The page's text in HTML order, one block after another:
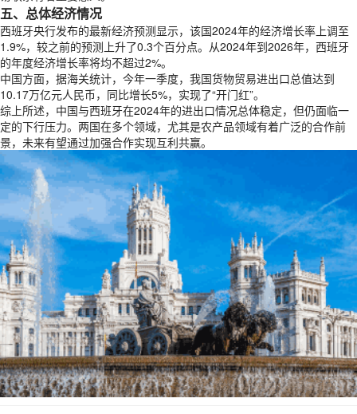
五、总体经济情况
西班牙央行发布的最新经济预测显示，该国2024年的经济增长率上调至
1.9%，较之前的预测上升了0.3个百分点。从2024年到2026年，西班牙
的年度经济增长率将均不超过2%。
中国方面，据海关统计，今年一季度，我国货物贸易进出口总值达到
10.17万亿元人民币，同比增长5%，实现了“开门红”。
综上所述，中国与西班牙在2024年的进出口情况总体稳定，但仍面临一
定的下行压力。两国在多个领域，尤其是农产品领域有着广泛的合作前
景，未来有望通过加强合作实现互利共赢。